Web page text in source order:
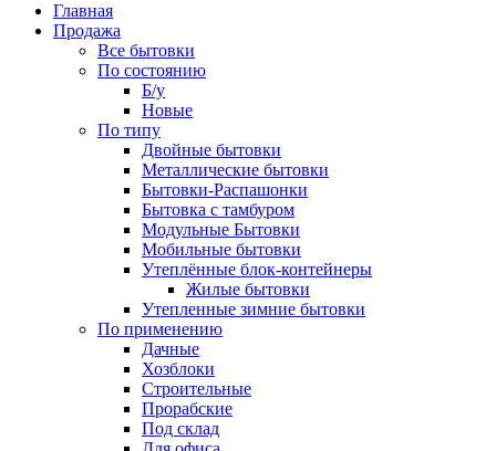
Главная
Продажа
Все бытовки
По состоянию
Б/у
Новые
По типу
Двойные бытовки
Металлические бытовки
Бытовки-Распашонки
Бытовка с тамбуром
Модульные Бытовки
Мобильные бытовки
Утеплённые блок-контейнеры
Жилые бытовки
Утепленные зимние бытовки
По применению
Дачные
Хозблоки
Строительные
Прорабские
Под склад